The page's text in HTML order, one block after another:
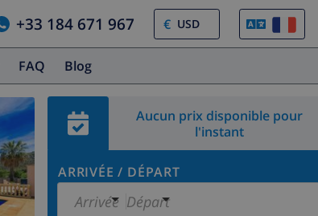
+33 184 671 967 €
FAQ Blog
Aucun prix disponible pour
l'instant
ARRIVÉE / DÉPART
Arrivée Départ